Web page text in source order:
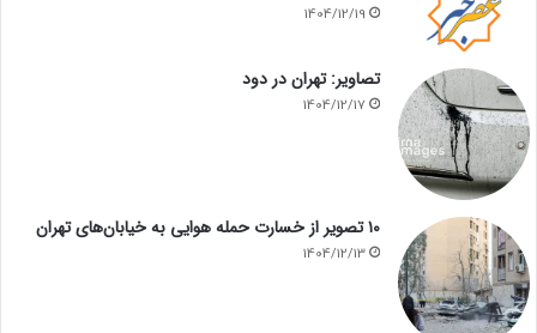
1404/12/19
تصاویر: تهران در دود
1404/12/17
۱۰ تصویر از خسارت حمله هوایی به خیابان‌های تهران
1404/12/13